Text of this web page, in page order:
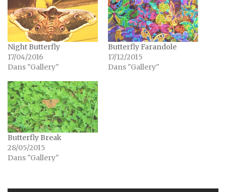
Night Butterfly
17/04/2016
Dans "Gallery"
Butterfly Farandole
17/12/2015
Dans "Gallery"
Butterfly Break
28/05/2015
Dans "Gallery"